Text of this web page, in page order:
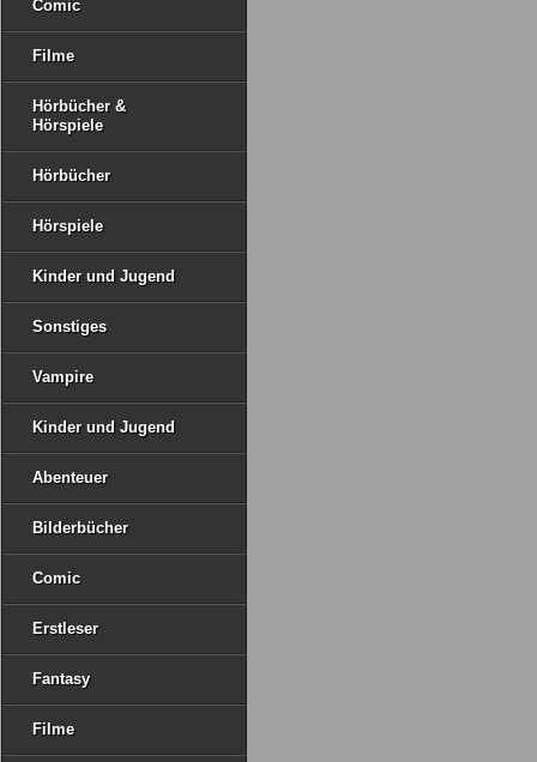
Comic
Filme
Hörbücher &
Hörspiele
Hörbücher
Hörspiele
Kinder und Jugend
Sonstiges
Vampire
Kinder und Jugend
Abenteuer
Bilderbücher
Comic
Erstleser
Fantasy
Filme